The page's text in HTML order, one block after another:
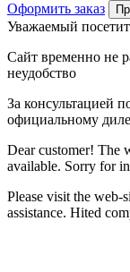
Оформить заказ
Уважаемый
Сайт временно не
неудобство
За консультацией
официальному
Dear customer! The
available. Sorry for
Please visit the
assistance. Hited